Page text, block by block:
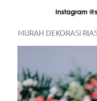
MURAH DEKORASI